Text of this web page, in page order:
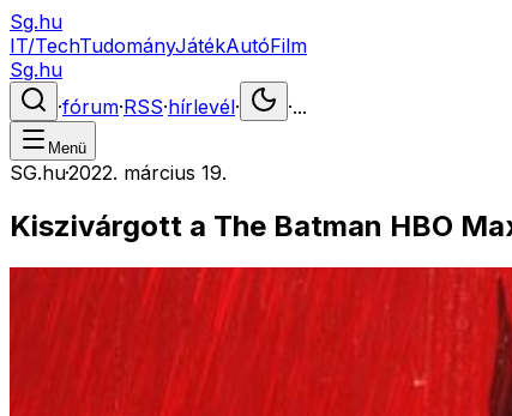
Sg.hu
IT/TechTudományJátékAutóFilm
Sg.hu
·fórum·RSS·hírlevél· ·...
Menü
SG.hu·2022. március 19.
Kiszivárgott a The Batman HBO